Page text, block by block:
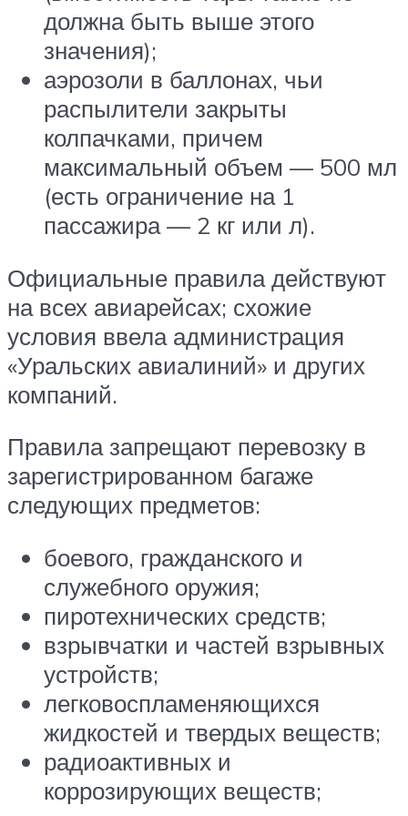
должна быть выше этого
значения);
аэрозоли в баллонах, чьи
распылители закрыты
колпачками, причем
максимальный объем — 500 мл
(есть ограничение на 1
пассажира — 2 кг или л).
Официальные правила действуют
на всех авиарейсах; схожие
условия ввела администрация
«Уральских авиалиний» и других
компаний.
Правила запрещают перевозку в
зарегистрированном багаже
следующих предметов:
боевого, гражданского и
служебного оружия;
пиротехнических средств;
взрывчатки и частей взрывных
устройств;
легковоспламеняющихся
жидкостей и твердых веществ;
радиоактивных и
коррозирующих веществ;